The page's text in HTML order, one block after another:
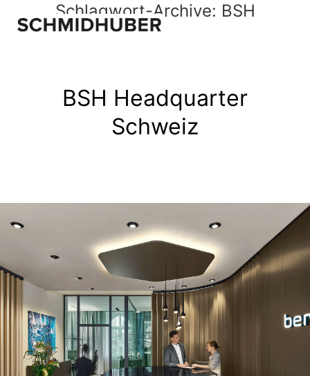
Schlagwort-Archive: BSH
BSH Headquarter
Schweiz